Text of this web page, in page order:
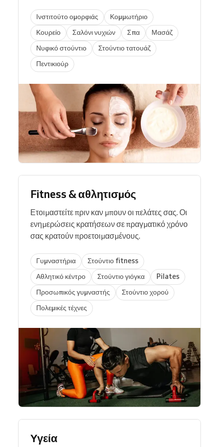
Ινστιτούτο ομορφιάς
Κομμωτήριο
Κουρείο
Σαλόνι νυχιών Σπα
Μασάζ
Νυφικό στούντιο
Στούντιο τατουάζ
Πεντικιούρ
Fitness & αθλητισμός
Ετοιμαστείτε πριν καν μπουν οι πελάτες σας. Οι
ενημερώσεις κρατήσεων σε πραγματικό χρόνο
σας κρατούν προετοιμασμένους.
Γυμναστήρια
Στούντιο fitness
Αθλητικό κέντρο
Στούντιο γιόγκα
Pilates
Προσωπικός γυμναστής
Στούντιο χορού
Πολεμικές τέχνες
Υγεία